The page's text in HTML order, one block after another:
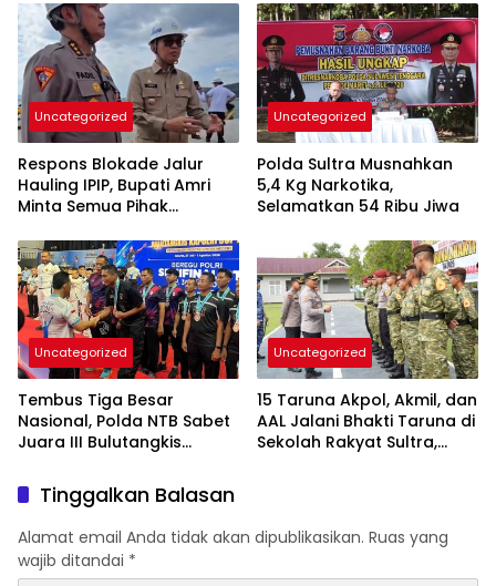
Penyimpangan Sosial
Permintaan
Uncategorized
Respons Blokade Jalur
Hauling IPIP, Bupati Amri
Minta Semua Pihak
Kepastian Hukum
Uncategorized
Polda Sultra Musnahkan
5,4 Kg Narkotika,
Selamatkan 54 Ribu Jiwa
Uncategorized
Tembus Tiga Besar
Nasional, Polda NTB Sabet
Juara III Bulutangkis
Uncategorized
15 Taruna Akpol, Akmil, dan
AAL Jalani Bhakti Taruna di
Sekolah Rakyat Sultra,
Tinggalkan Balasan
Alamat email Anda tidak akan dipublikasikan. Ruas yang
wajib ditandai *